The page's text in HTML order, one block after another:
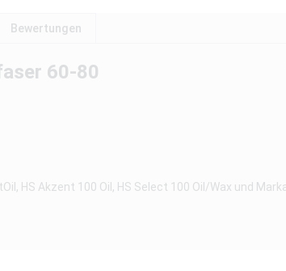
Bewertungen
60-80
HS Akzent 100 Oil, HS Select 100 Oil/Wax und